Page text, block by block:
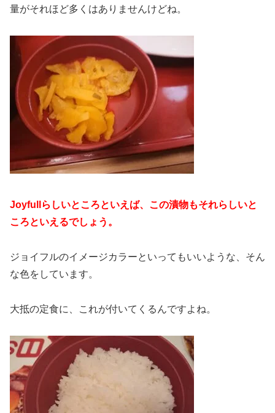
量がそれほど多くはありませんけどね。
Joyfullらしいところといえば、この漬物もそれらしいと
ころといえるでしょう。
ジョイフルのイメージカラーといってもいいような、そん
な色をしています。
大抵の定食に、これが付いてくるんですよね。